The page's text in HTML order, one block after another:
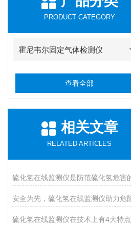
PRODUCT CATEGORY
霍尼韦尔固定气体检测仪
查看全部
相关文章
RELATED ARTICLES
硫化氢在线监测仪在技术上有4大特点